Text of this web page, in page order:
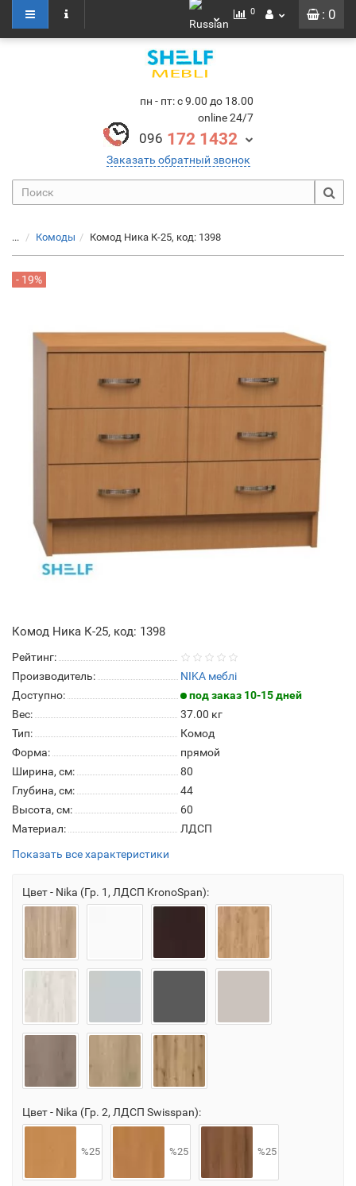
: 0
0
пн - пт: с 9.00 до 18.00
online 24/7
096 172 1432
Заказать обратный звонок
... Комоды Комод Ника К-25, код: 1398
- 19%
Комод Ника К-25, код: 1398
Рейтинг:
Производитель:
NIKA меблі
Доступно:
под заказ 10-15 дней
Вес:
37.00 кг
Тип:
Комод
Форма:
прямой
Ширина, см:
80
Глубина, см:
44
Высота, см:
60
Материал:
ЛДСП
Показать все характеристики
Цвет - Nika (Гр. 1, ЛДСП KronoSpan):
Цвет - Nika (Гр. 2, ЛДСП Swisspan):
%25 %25 %25